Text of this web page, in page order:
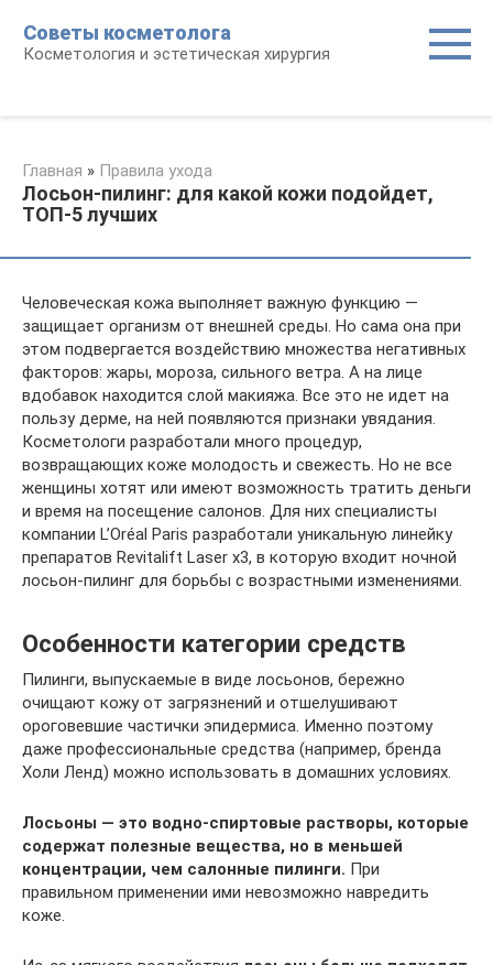
контенту
Советы косметолога
Косметология и эстетическая хирургия
Главная » Правила ухода
Лосьон-пилинг: для какой кожи подойдет,
ТОП-5 лучших
Человеческая кожа выполняет важную функцию —
защищает организм от внешней среды. Но сама она при
этом подвергается воздействию множества негативных
факторов: жары, мороза, сильного ветра. А на лице
вдобавок находится слой макияжа. Все это не идет на
пользу дерме, на ней появляются признаки увядания.
Косметологи разработали много процедур,
возвращающих коже молодость и свежесть. Но не все
женщины хотят или имеют возможность тратить деньги
и время на посещение салонов. Для них специалисты
компании L’Oréal Paris разработали уникальную линейку
препаратов Revitalift Laser x3, в которую входит ночной
лосьон-пилинг для борьбы с возрастными изменениями.
Особенности категории средств
Пилинги, выпускаемые в виде лосьонов, бережно
очищают кожу от загрязнений и отшелушивают
ороговевшие частички эпидермиса. Именно поэтому
даже профессиональные средства (например, бренда
Холи Ленд) можно использовать в домашних условиях.
Лосьоны — это водно-спиртовые растворы, которые
содержат полезные вещества, но в меньшей
концентрации, чем салонные пилинги. При
правильном применении ими невозможно навредить
коже.